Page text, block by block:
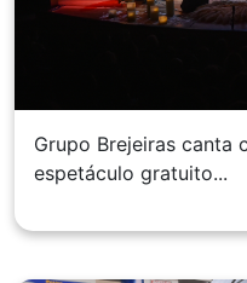
Grupo Brejeiras canta
espetáculo gratuito...